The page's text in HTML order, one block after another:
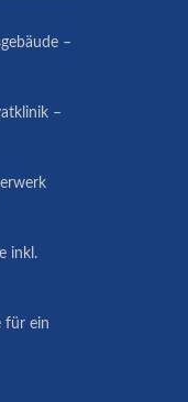
–
–
inkl.
für ein